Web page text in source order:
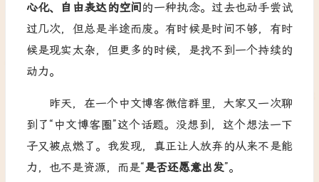
心化、自由表达的空间的一种执念。过去也动手尝试
过几次，但总是半途而废。有时候是时间不够，有时
候是现实太杂，但更多的时候，是找不到一个持续的
动力。
昨天，在一个中文博客微信群里，大家又一次聊
到了“中文博客圈”这个话题。没想到，这个想法一下
子又被点燃了。我发现，真正让人放弃的从来不是能
力，也不是资源，而是“是否还愿意出发”。